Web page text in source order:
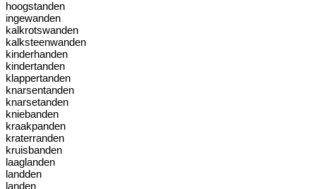
hoogstanden
ingewanden
kalkrotswanden
kalksteenwanden
kinderhanden
kindertanden
klappertanden
knarsentanden
knarsetanden
kniebanden
kraakpanden
kraterranden
kruisbanden
laaglanden
landden
landen